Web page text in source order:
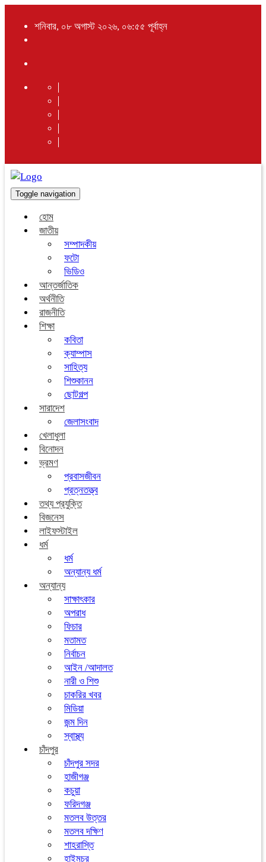
শনিবার, ০৮ অগাস্ট ২০২৬, ০৬:৫৫ পূর্বাহ্ন
Toggle navigation
হোম
জাতীয়
সম্পাদকীয়
ফটো
ভিডিও
আন্তর্জাতিক
অর্থনীতি
রাজনীতি
শিক্ষা
কবিতা
ক্যাম্পাস
সাহিত্য
শিশুকানন
ছোটগল্প
সারাদেশ
জেলাসংবাদ
খেলাধুলা
বিনোদন
ভ্রমণ
প্রবাসজীবন
প্রত্নতত্ত্ব
তথ্য প্রযুক্তি
বিজনেস
লাইফস্টাইল
ধর্ম
ধর্ম
অন্যান্য ধর্ম
অন্যান্য
সাক্ষাৎকার
অপরাধ
ফিচার
মতামত
নির্বাচন
আইন /আদালত
নারী ও শিশু
চাকরির খবর
মিডিয়া
জন্ম দিন
স্বাস্থ্য
চাঁদপুর
চাঁদপুর সদর
হাজীগঞ্জ
কচুয়া
ফরিদগঞ্জ
মতলব উত্তর
মতলব দক্ষিণ
শাহরাস্তি
হাইমচর